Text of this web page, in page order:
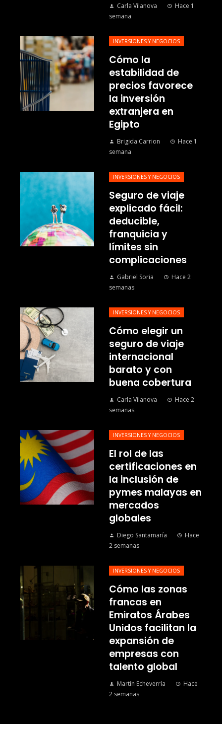
Carla Vilanova
Hace 1
semana
INVERSIONES Y NEGOCIOS
Cómo la
estabilidad de
precios favorece
la inversión
extranjera en
Egipto
Brigida Carrion
Hace 1
semana
INVERSIONES Y NEGOCIOS
Seguro de viaje
explicado fácil:
deducible,
franquicia y
límites sin
complicaciones
Gabriel Soria
Hace 2
semanas
INVERSIONES Y NEGOCIOS
Cómo elegir un
seguro de viaje
internacional
barato y con
buena cobertura
Carla Vilanova
Hace 2
semanas
INVERSIONES Y NEGOCIOS
El rol de las
certificaciones en
la inclusión de
pymes malayas en
mercados
globales
Diego Santamaría
Hace
2 semanas
INVERSIONES Y NEGOCIOS
Cómo las zonas
francas en
Emiratos Árabes
Unidos facilitan la
expansión de
empresas con
talento global
Martín Echeverría
Hace
2 semanas